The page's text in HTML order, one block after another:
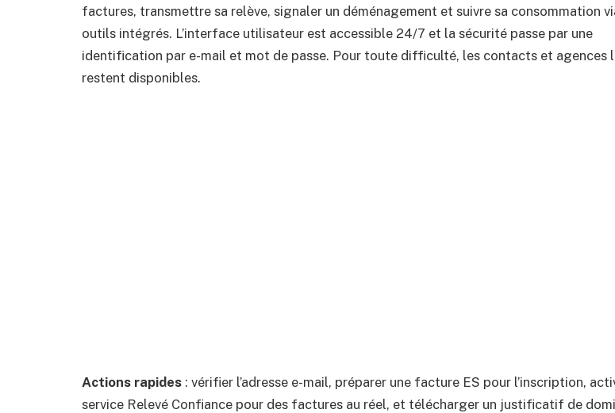
factures, transmettre sa relève, signaler un déménagement et suivre sa consommation
outils intégrés. L’interface utilisateur est accessible 24/7 et la sécurité passe par une
identification par e-mail et mot de passe. Pour toute difficulté, les contacts et agences
restent disponibles.
Actions rapides : vérifier l’adresse e-mail, préparer une facture ES pour l’inscription,
service Relevé Confiance pour des factures au réel, et télécharger un justificatif de